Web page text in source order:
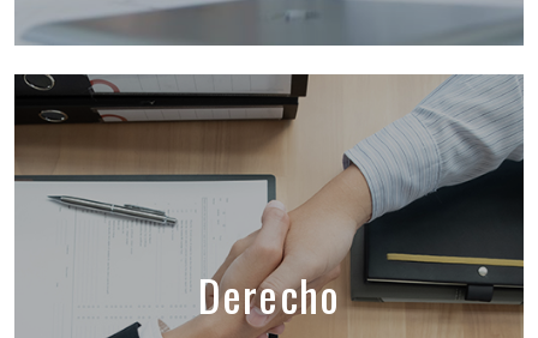
Derecho